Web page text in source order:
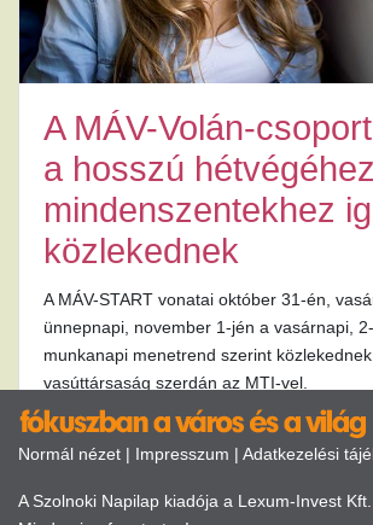
A MÁV-Volán-
a hosszú
mindenszentekhez
közlekednek
A MÁV-START vonatai október 31-én,
ünnepnapi, november 1-jén a vasárnapi,
munkanapi menetrend szerint
vasúttársaság szerdán az MTI-vel.
Normál nézet | Impresszum | Adatkezelési
A Szolnoki Napilap kiadója a Lexum-Invest